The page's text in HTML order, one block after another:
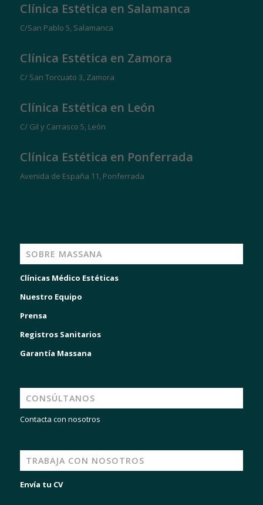
Clínica Estética en Salamanca
C/San Pablo 5, Salamanca
Clínica Estética en Zamora
C/ San Torcuato 3, Zamora
Clínica Estética en León
C/ Gil y Carrasco 5, León
Clínica Estética en Ponferrada
Avenida de España 11, Ponferrada
SOBRE MASSANA
Clínicas Médico Estéticas
Nuestro Equipo
Prensa
Registros Sanitarios
Garantía Massana
CONSÚLTANOS
Contacta con nosotros
TRABAJA CON NOSOTROS
Envía tu CV